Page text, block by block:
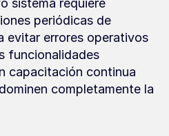
sistema requiere
periódicas de
evitar errores operativos
funcionalidades
capacitación continua
completamente la